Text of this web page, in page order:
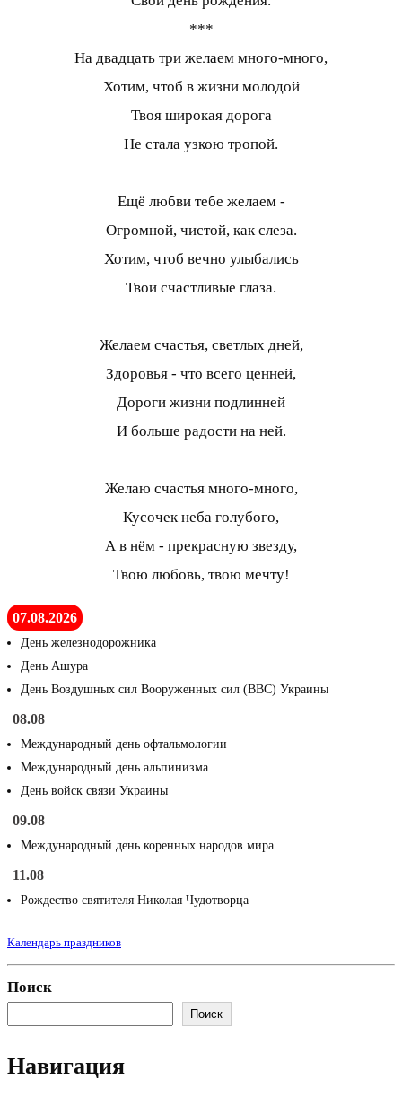
***
На двадцать три желаем много-много,
Хотим, чтоб в жизни молодой
Твоя широкая дорога
Не стала узкою тропой.
Ещё любви тебе желаем -
Огромной, чистой, как слеза.
Хотим, чтоб вечно улыбались
Твои счастливые глаза.
Желаем счастья, светлых дней,
Здоровья - что всего ценней,
Дороги жизни подлинней
И больше радости на ней.
Желаю счастья много-много,
Кусочек неба голубого,
А в нём - прекрасную звезду,
Твою любовь, твою мечту!
07.08.2026
День железнодорожника
День Ашура
День Воздушных сил Вооруженных сил (ВВС) Украины
08.08
Международный день офтальмологии
Международный день альпинизма
День войск связи Украины
09.08
Международный день коренных народов мира
11.08
Рождество святителя Николая Чудотворца
Календарь праздников
Поиск
Поиск
Навигация